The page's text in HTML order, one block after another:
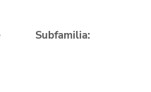
Subfamilia: